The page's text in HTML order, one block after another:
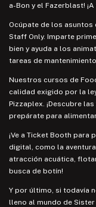
a-Bon y el Fazerblast!
Ocúpate de los asuntos
Staff Only. Imparte
bien y ayuda a los
tareas de
Nuestros cursos de
calidad exigido por la
Pizzaplex. ¡Descubre
prepárate para
¡Ve a Ticket Booth para
digital, como la
atracción acuática,
busca de botín!
Y por último, si todavía
lleno al mundo de